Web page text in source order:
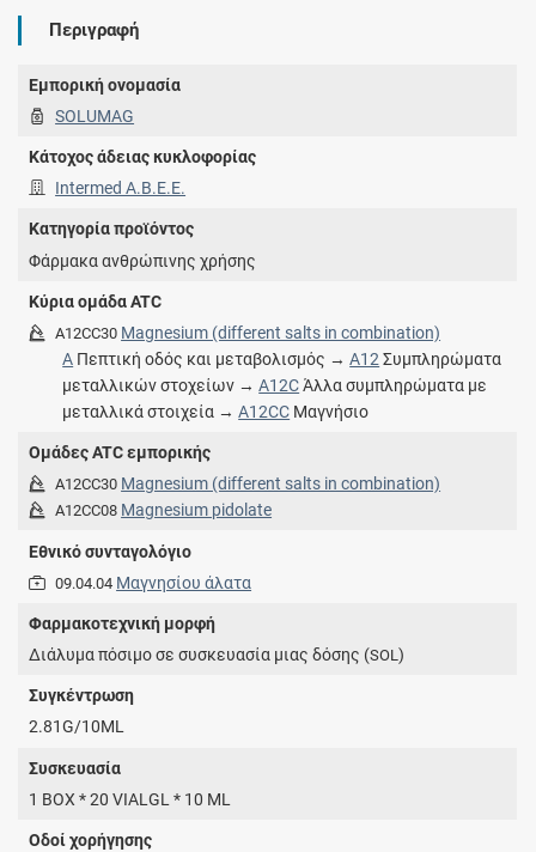
Περιγραφή
Εμπορική ονομασία
SOLUMAG
Κάτοχος άδειας κυκλοφορίας
Intermed Α.Β.Ε.Ε.
Κατηγορία προϊόντος
Φάρμακα ανθρώπινης χρήσης
Κύρια ομάδα ATC
A12CC30 Magnesium (different salts in combination)
A Πεπτική οδός και μεταβολισμός →A12 Συμπληρώματα
μεταλλικών στοχείων →A12CΆλλα συμπληρώματα με
μεταλλικά στοιχεία →A12CC Μαγνήσιο
Ομάδες ATC εμπορικής
A12CC30 Magnesium (different salts in combination)
A12CC08 Magnesium pidolate
Εθνικό συνταγολόγιο
09.04.04 Μαγνησίου άλατα
Φαρμακοτεχνική μορφή
Διάλυμα πόσιμο σε συσκευασία μιας δόσης (SOL)
Συγκέντρωση
2.81G/10ML
Συσκευασία
1 BOX * 20 VIALGL * 10 ML
Οδοί χορήγησης